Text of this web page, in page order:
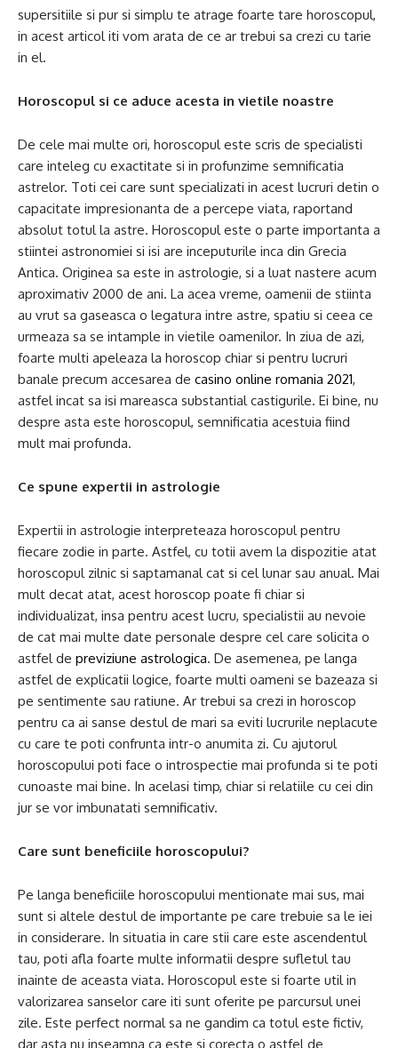
supersitiile si pur si simplu te atrage foarte tare horoscopul,
in acest articol iti vom arata de ce ar trebui sa crezi cu tarie
in el.
Horoscopul si ce aduce acesta in vietile noastre
De cele mai multe ori, horoscopul este scris de specialisti
care inteleg cu exactitate si in profunzime semnificatia
astrelor. Toti cei care sunt specializati in acest lucruri detin o
capacitate impresionanta de a percepe viata, raportand
absolut totul la astre. Horoscopul este o parte importanta a
stiintei astronomiei si isi are inceputurile inca din Grecia
Antica. Originea sa este in astrologie, si a luat nastere acum
aproximativ 2000 de ani. La acea vreme, oamenii de stiinta
au vrut sa gaseasca o legatura intre astre, spatiu si ceea ce
urmeaza sa se intample in vietile oamenilor. In ziua de azi,
foarte multi apeleaza la horoscop chiar si pentru lucruri
banale precum accesarea de casino online romania 2021,
astfel incat sa isi mareasca substantial castigurile. Ei bine, nu
despre asta este horoscopul, semnificatia acestuia fiind
mult mai profunda.
Ce spune expertii in astrologie
Expertii in astrologie interpreteaza horoscopul pentru
fiecare zodie in parte. Astfel, cu totii avem la dispozitie atat
horoscopul zilnic si saptamanal cat si cel lunar sau anual. Mai
mult decat atat, acest horoscop poate fi chiar si
individualizat, insa pentru acest lucru, specialistii au nevoie
de cat mai multe date personale despre cel care solicita o
astfel de previziune astrologica. De asemenea, pe langa
astfel de explicatii logice, foarte multi oameni se bazeaza si
pe sentimente sau ratiune. Ar trebui sa crezi in horoscop
pentru ca ai sanse destul de mari sa eviti lucrurile neplacute
cu care te poti confrunta intr-o anumita zi. Cu ajutorul
horoscopului poti face o introspectie mai profunda si te poti
cunoaste mai bine. In acelasi timp, chiar si relatiile cu cei din
jur se vor imbunatati semnificativ.
Care sunt beneficiile horoscopului?
Pe langa beneficiile horoscopului mentionate mai sus, mai
sunt si altele destul de importante pe care trebuie sa le iei
in considerare. In situatia in care stii care este ascendentul
tau, poti afla foarte multe informatii despre sufletul tau
inainte de aceasta viata. Horoscopul este si foarte util in
valorizarea sanselor care iti sunt oferite pe parcursul unei
zile. Este perfect normal sa ne gandim ca totul este fictiv,
dar asta nu inseamna ca este si corecta o astfel de